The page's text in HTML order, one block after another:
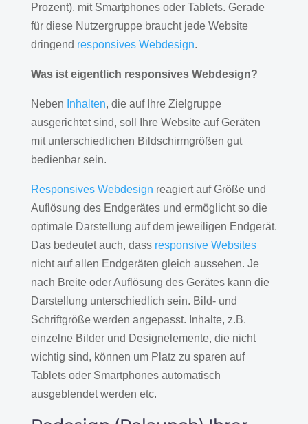
Prozent), mit Smartphones oder Tablets. Gerade
für diese Nutzergruppe braucht jede Website
dringend responsives Webdesign.
Was ist eigentlich responsives Webdesign?
Neben Inhalten, die auf Ihre Zielgruppe
ausgerichtet sind, soll Ihre Website auf Geräten
mit unterschiedlichen Bildschirmgrößen gut
bedienbar sein.
Responsives Webdesign reagiert auf Größe und
Auflösung des Endgerätes und ermöglicht so die
optimale Darstellung auf dem jeweiligen Endgerät.
Das bedeutet auch, dass responsive Websites
nicht auf allen Endgeräten gleich aussehen. Je
nach Breite oder Auflösung des Gerätes kann die
Darstellung unterschiedlich sein. Bild- und
Schriftgröße werden angepasst. Inhalte, z.B.
einzelne Bilder und Designelemente, die nicht
wichtig sind, können um Platz zu sparen auf
Tablets oder Smartphones automatisch
ausgeblendet werden etc.